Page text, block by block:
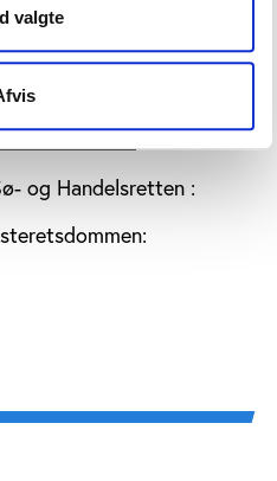
valgte
og Handelsretten :